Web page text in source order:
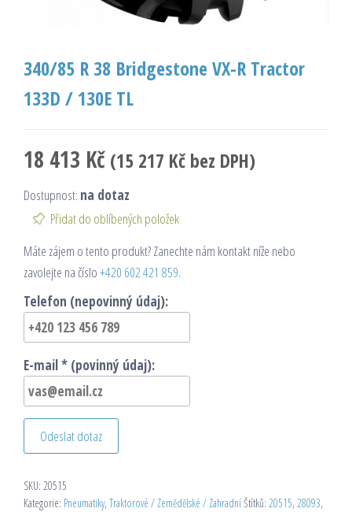
340/85 R 38 Bridgestone VX-R Tractor
133D / 130E TL
18 413 Kč (15 217 Kč bez DPH)
Dostupnost: na dotaz
Přidat do oblíbených položek
Máte zájem o tento produkt? Zanechte nám kontakt níže nebo
zavolejte na číslo+420 602 421 859.
Telefon (nepovinný údaj):
E-mail * (povinný údaj):
Odeslat dotaz
SKU: 20515
Kategorie: Pneumatiky, Traktorové / Zemědělské / ZahradníŠtítků: 20515, 28093,